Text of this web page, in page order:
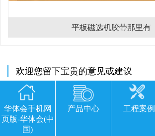
平板磁选机胶带那里有
欢迎您留下宝贵的意见或建议
华体会手机网
页版-华体会(中
国)
产品中心 工程案例